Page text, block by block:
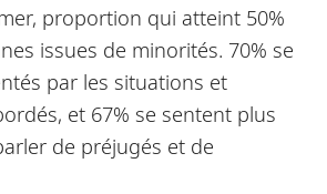
proportion qui atteint 50%
issues de minorités. 70% se
par les situations et
et 67% se sentent plus
de préjugés et de